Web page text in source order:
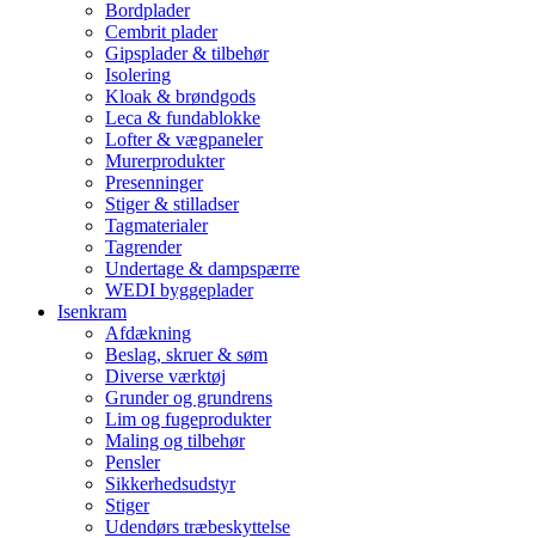
Bordplader
Cembrit plader
Gipsplader & tilbehør
Isolering
Kloak & brøndgods
Leca & fundablokke
Lofter & vægpaneler
Murerprodukter
Presenninger
Stiger & stilladser
Tagmaterialer
Tagrender
Undertage & dampspærre
WEDI byggeplader
Isenkram
Afdækning
Beslag, skruer & søm
Diverse værktøj
Grunder og grundrens
Lim og fugeprodukter
Maling og tilbehør
Pensler
Sikkerhedsudstyr
Stiger
Udendørs træbeskyttelse